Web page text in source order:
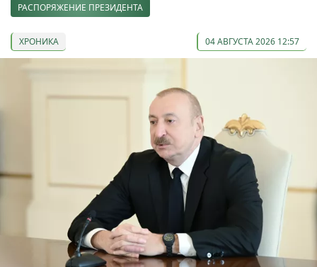
РАСПОРЯЖЕНИЕ ПРЕЗИДЕНТА
ХРОНИКА 04 АВГУСТА 2026 12:57